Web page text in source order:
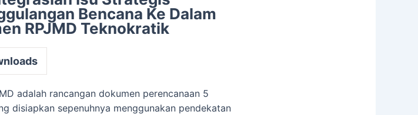
Bencana Ke Dalam
RPJMD Teknokratik
adalah rancangan dokumen perencanaan 5
disiapkan sepenuhnya menggunakan pendekatan